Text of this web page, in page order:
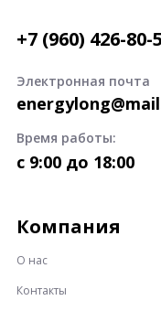
+7 (960) 426-80-
Электронная почта
Время работы:
c 9:00 до 18:00
Компания
О нас
Контакты